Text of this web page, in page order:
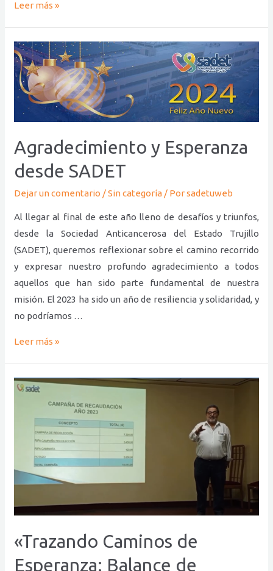
Leer más »
Agradecimiento y Esperanza
desde SADET
Dejar un comentario /Sin categoría / Porsadetuweb
Al llegar al final de este año lleno de desafíos y triunfos,
desde la Sociedad Anticancerosa del Estado Trujillo
(SADET), queremos reflexionar sobre el camino recorrido
y expresar nuestro profundo agradecimiento a todos
aquellos que han sido parte fundamental de nuestra
misión. El 2023 ha sido un año de resiliencia y solidaridad, y
no podríamos …
Agradecimiento
y
Esperanza
desde
SADET
Leer más »
«Trazando Caminos de
Esperanza: Balance de
«Trazando
Caminos
Esperanza:
Balance
de
Recaudación
Compromiso
Social
de
SADET